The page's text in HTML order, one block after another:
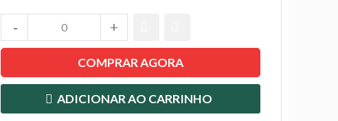
COMPRAR AGORA
ADICIONAR AO CARRINHO